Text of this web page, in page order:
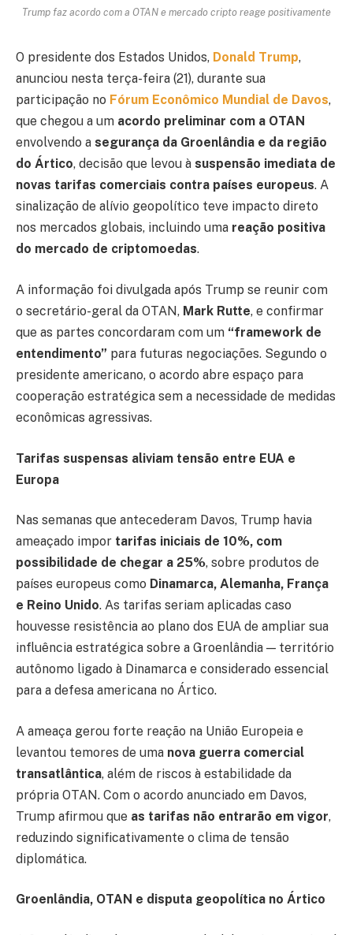
Trump faz acordo com a OTAN e mercado cripto reage positivamente
O presidente dos Estados Unidos, Donald Trump,
anunciou nesta terça-feira (21), durante sua
participação no Fórum Econômico Mundial de Davos,
que chegou a um acordo preliminar com a OTAN
envolvendo a segurança da Groenlândia e da região
do Ártico, decisão que levou à suspensão imediata de
novas tarifas comerciais contra países europeus. A
sinalização de alívio geopolítico teve impacto direto
nos mercados globais, incluindo uma reação positiva
do mercado de criptomoedas.
A informação foi divulgada após Trump se reunir com
o secretário-geral da OTAN, Mark Rutte, e confirmar
que as partes concordaram com um “framework de
entendimento” para futuras negociações. Segundo o
presidente americano, o acordo abre espaço para
cooperação estratégica sem a necessidade de medidas
econômicas agressivas.
Tarifas suspensas aliviam tensão entre EUA e
Europa
Nas semanas que antecederam Davos, Trump havia
ameaçado impor tarifas iniciais de 10%, com
possibilidade de chegar a 25%, sobre produtos de
países europeus como Dinamarca, Alemanha, França
e Reino Unido. As tarifas seriam aplicadas caso
houvesse resistência ao plano dos EUA de ampliar sua
influência estratégica sobre a Groenlândia — território
autônomo ligado à Dinamarca e considerado essencial
para a defesa americana no Ártico.
A ameaça gerou forte reação na União Europeia e
levantou temores de uma nova guerra comercial
transatlântica, além de riscos à estabilidade da
própria OTAN. Com o acordo anunciado em Davos,
Trump afirmou que as tarifas não entrarão em vigor,
reduzindo significativamente o clima de tensão
diplomática.
Groenlândia, OTAN e disputa geopolítica no Ártico